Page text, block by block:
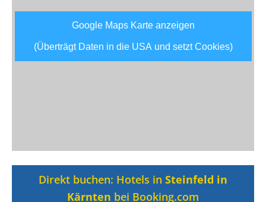
Google Maps Karte anzeigen
(Überträgt Daten in die USA und setzt Cookies)
Direkt buchen: Hotels in Steinfeld in
Kärnten bei Booking.com